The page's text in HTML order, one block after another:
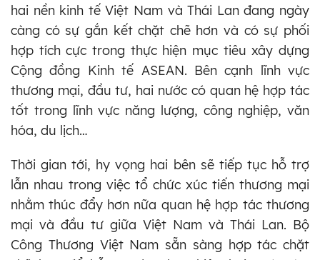
hai nền kinh tế Việt Nam và Thái Lan đang ngày
càng có sự gắn kết chặt chẽ hơn và có sự phối
hợp tích cực trong thực hiện mục tiêu xây dựng
Cộng đồng Kinh tế ASEAN. Bên cạnh lĩnh vực
thương mại, đầu tư, hai nước có quan hệ hợp tác
tốt trong lĩnh vực năng lượng, công nghiệp, văn
hóa, du lịch…
Thời gian tới, hy vọng hai bên sẽ tiếp tục hỗ trợ
lẫn nhau trong việc tổ chức xúc tiến thương mại
nhằm thúc đẩy hơn nữa quan hệ hợp tác thương
mại và đầu tư giữa Việt Nam và Thái Lan. Bộ
Công Thương Việt Nam sẵn sàng hợp tác chặt